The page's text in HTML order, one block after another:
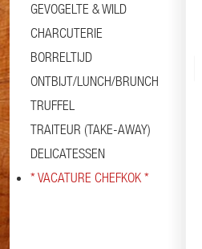
GEVOGELTE & WILD
CHARCUTERIE
BORRELTIJD
ONTBIJT/LUNCH/BRUNCH
TRUFFEL
TRAITEUR (TAKE-AWAY)
DELICATESSEN
* VACATURE CHEFKOK *